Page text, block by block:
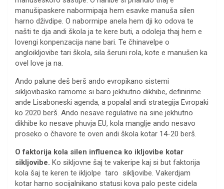
manušipaskere nabormipaja hem esavke manuša silen
harno dživdipe. O nabormipe anela hem dji ko odova te
našti te dja andi škola ja te kere buti, a odoleja thaj hem e
lovengi konpenzacija nane bari. Te čhinavelpe o
angloikljovibe tari škola, sila šeruni rola, kote e manušen ka
ovel love ja na.
Ando palune deš berš ando evropikano sistemi
sikljovibasko ramome si baro jekhutno dikhibe, definirime
ande Lisaboneski agenda, a popalal andi strategija Evropaki
ko 2020 berš. Ando nesave regulative na sine jekhutno
dikhibe ko nesave phuvja EU, kola manglje ando nesavo
proseko o čhavore te oven andi škola kotar 14-20 berš.
O faktorija kola silen influenca ko ikljovibe kotar
sikljovibe. Ko sikljovne šaj te vakeripe kaj si but faktorija
kola šaj te keren te ikljolpe taro sikljovibe. Vakerdjam
kotar harno socijalnikano statusi kova palo peste cidela